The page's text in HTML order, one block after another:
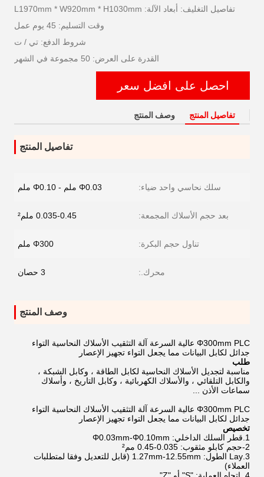
تفاصيل التغليف: أبعاد الآلة: L1970mm * W920mm * H1030mm
وقت التسليم: 45 يوم عمل
شروط الدفع: تي / ت
القدرة على العرض: 50 مجموعة في الشهر
احصل على افضل سعر
تفاصيل المنتج وصف المنتج
تفاصيل المنتج
سلك نحاسي واحد ضياء: Φ0.03 ملم - Φ0.10 ملم
بعد حجم الأسلاك المجمعة: 0.035-0.45 ملم²
تناول حجم البكرة: Φ300 ملم
محرك.: 3 حصان
وصف المنتج
Φ300mm PLC عالية السرعة آلة التثقيب الأسلاك النحاسية التواء
جدائل لكابل البيانات مما يجعل التواء تجهيز الإعصار
طلب
مناسبة لتجديل الأسلاك النحاسية لكابل الطاقة ، وكابل الشبكة ،
والكابل التلقائي ، والأسلاك الكهربائية ، وكابل التاريخ ، وأسلاك
سماعات الأذن ...
Φ300mm PLC عالية السرعة آلة التثقيب الأسلاك النحاسية التواء
جدائل لكابل البيانات مما يجعل التواء تجهيز الإعصار
تخصيص
1.قطر السلك الداخلي: Φ0.03mm-Φ0.10mm
2-حجم كابلو مثقوب: 0.035-0.45 مم²
3.Lay الطول: 1.27mm-12.55mm (قابل للتعديل وفقا لمتطلبات
العملاء)